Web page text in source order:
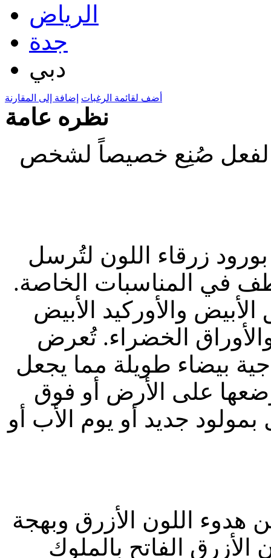
الرياض
جدة
دبي
أضف لقائمة الرغبات إضافة إلى المقارنة
نظره عامة
بالفعل صُنِع خصيصاً لشخص
بورود زرقاء اللون لتُرسل
في المناسبات الخاصة.
والأوركيد الأبيض
الخضراء. تُعرض
بيضاء طويلة مما يجعل
وضعها على الأرض أو فوق
بمولود جديد أو يوم الأب أو
هدوء اللون الأزرق وبهجة
الأزرق الفاتح بالملوك